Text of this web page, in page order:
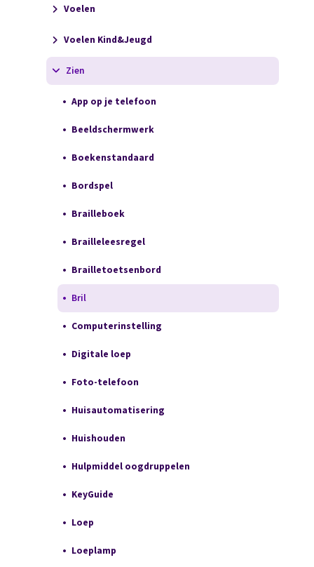
Voelen
Voelen Kind&Jeugd
Zien
App op je telefoon
Beeldschermwerk
Boekenstandaard
Bordspel
Brailleboek
Brailleleesregel
Brailletoetsenbord
Bril
Computerinstelling
Digitale loep
Foto-telefoon
Huisautomatisering
Huishouden
Hulpmiddel oogdruppelen
KeyGuide
Loep
Loeplamp